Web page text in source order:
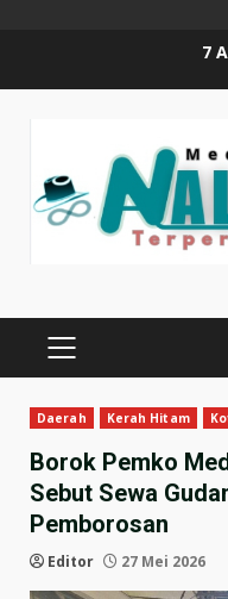
7
PRIMARY
Daerah Kerah Hitam
Borok Pemko
Sebut Sewa
Pemborosan
Editor 27 Mei 2026